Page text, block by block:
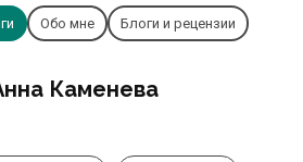
Обо мне Блоги и рецензии
Каменева